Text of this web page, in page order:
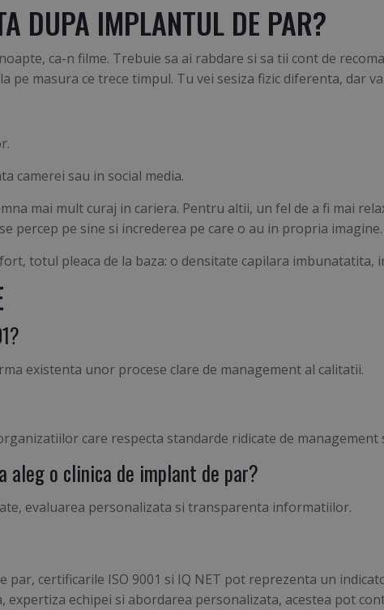
DUPA IMPLANTUL DE PAR?
ca-n filme. Trebuie sa ai rabdare si sa tii cont de
pe masura ce trece timpul. Tu vei sesiza fizic diferenta, dar
camerei sau in social media.
mai mult curaj in cariera. Pentru altii, un fel de a fi mai
percep pe sine si increderea pe care o au in propria imagine.
totul pleaca de la baza: o densitate capilara imbunatatita,
existenta unor procese clare de management al calitatii.
care respecta standarde ridicate de management
aleg o clinica de implant de par?
evaluarea personalizata si transparenta informatiilor.
par, certificarile ISO 9001 si IQ NET pot reprezenta un
expertiza echipei si abordarea personalizata, acestea pot